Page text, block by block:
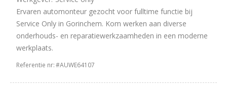
Dealerholdings
Duurzame
Mobiliteit
Personenauto's
Bedrijfsauto's
Schadeherstel
Ervaren automonteur gezocht voor fulltime functie bij
Service Only in Gorinchem. Kom werken aan diverse
onderhouds- en reparatiewerkzaamheden in een moderne
werkplaats.
Referentie nr:#AUWE64107